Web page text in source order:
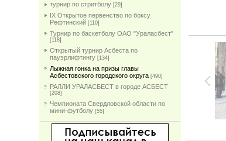
турнир по стритболу [29]
IX Открытое первенство по боксу
Рефтинский [110]
Турнир по баскетболу ОАО "Ураласбест"
[118]
Открытый турнир Асбеста по
пауэрлифтингу [134]
Лыжная гонка на призы главы
Асбестовского городского округа [490]
РАЛЛИ УРАЛАСБЕСТ в городе АСБЕСТ
[208]
Чемпионата Свердловской области по
мини-футболу [55]